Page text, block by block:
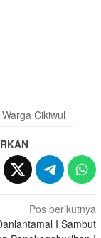
Cikiwul
Pos berikutnya
I Sambut